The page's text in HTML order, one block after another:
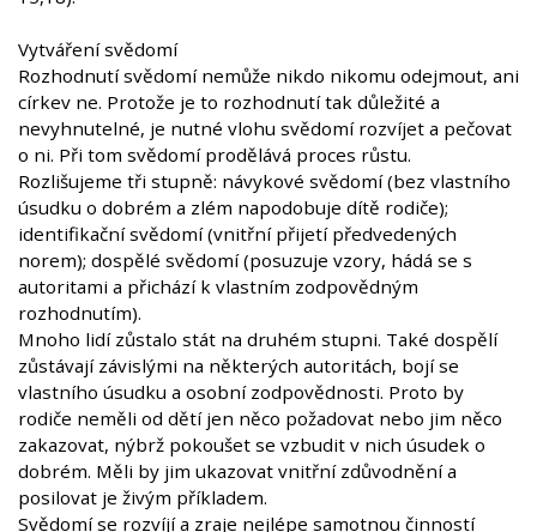
Vytváření svědomí
Rozhodnutí svědomí nemůže nikdo nikomu odejmout, ani
církev ne. Protože je to rozhodnutí tak důležité a
nevyhnutelné, je nutné vlohu svědomí rozvíjet a pečovat
o ni. Při tom svědomí prodělává proces růstu.
Rozlišujeme tři stupně: návykové svědomí (bez vlastního
úsudku o dobrém a zlém napodobuje dítě rodiče);
identifikační svědomí (vnitřní přijetí předvedených
norem); dospělé svědomí (posuzuje vzory, hádá se s
autoritami a přichází k vlastním zodpovědným
rozhodnutím).
Mnoho lidí zůstalo stát na druhém stupni. Také dospělí
zůstávají závislými na některých autoritách, bojí se
vlastního úsudku a osobní zodpovědnosti. Proto by
rodiče neměli od dětí jen něco požadovat nebo jim něco
zakazovat, nýbrž pokoušet se vzbudit v nich úsudek o
dobrém. Měli by jim ukazovat vnitřní zdůvodnění a
posilovat je živým příkladem.
Svědomí se rozvíjí a zraje nejlépe samotnou činností